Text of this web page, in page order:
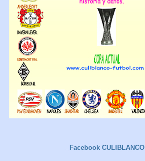
Facebook CULIBLANCO